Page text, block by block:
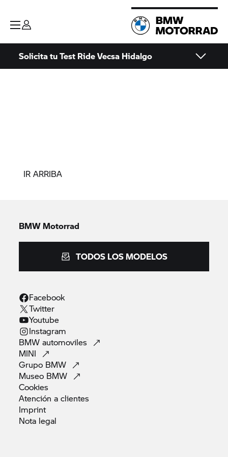
Solicita tu Test Ride Vecsa Hidalgo
IR ARRIBA
BMW Motorrad
TODOS LOS MODELOS
Facebook
Twitter
Youtube
Instagram
BMWautomoviles
MINI
Grupo BMW
Museo BMW
Cookies
Atención aclientes
Imprint
Nota legal